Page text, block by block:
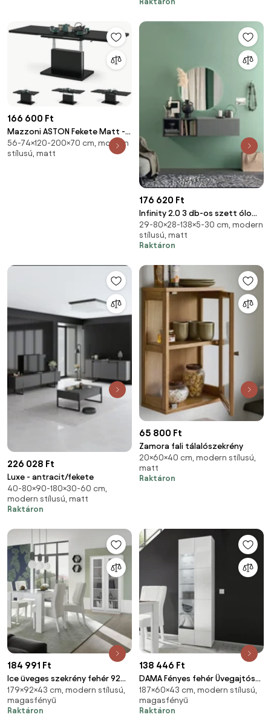
166 600 Ft
Mazzoni ASTON Fekete Matt -
MODERN DOHÁNYZÓASZTAL
NYITHATÓ/MAGASÍTHATÓ
56-74×120-200×70 cm, modern
stílusú, matt
176 620 Ft
Infinity 2.0 3 db-os szett ólom
/ szürke
29-80×28-138×5-30 cm, modern
stílusú, matt
Raktáron
226 028 Ft
Luxe - antracit/fekete
40-80×90-180×30-60 cm,
modern stílusú, matt
Raktáron
65 800 Ft
Zamora fali tálalószekrény
20×60×40 cm, modern stílusú,
matt
Raktáron
184 991 Ft
Ice üveges szekrény fehér 92
cm
179×92×43 cm, modern stílusú,
magasfényű
Raktáron
138 446 Ft
DAMA Fényes fehér Üvegajtós
szekrény 1 ajtós
187×60×43 cm, modern stílusú,
magasfényű
Raktáron